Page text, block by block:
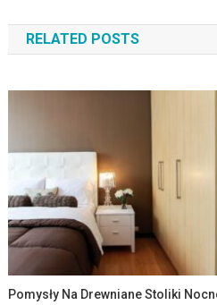
wpisu
RELATED POSTS
Pomysły Na Drewniane Stoliki